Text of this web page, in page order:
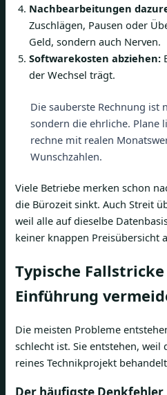
Nachbearbeitungen
Zuschlägen, Pausen oder
Geld, sondern auch Nerven.
Softwarekosten abziehen:
der Wechsel trägt.
Die sauberste Rechnung ist
sondern die ehrliche. Plane
rechne mit realen
Wunschzahlen.
Viele Betriebe merken schon
die Bürozeit sinkt. Auch Streit
weil alle auf dieselbe
keiner knappen Preisübersicht
Typische
Einführung
Die meisten Probleme
schlecht ist. Sie entstehen,
reines Technikprojekt
Der häufigste Denkfehler